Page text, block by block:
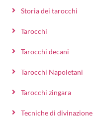
Storia dei tarocchi
Tarocchi
Tarocchi decani
Tarocchi Napoletani
Tarocchi zingara
Tecniche di divinazione